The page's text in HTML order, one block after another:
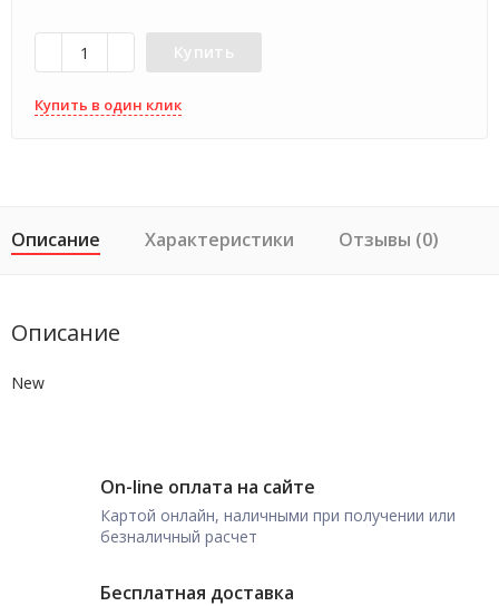
Купить
Купить в один клик
Описание Характеристики Отзывы (0)
Описание
New
On-line оплата на сайте
Картой онлайн, наличными при получении или
безналичный расчет
Бесплатная доставка